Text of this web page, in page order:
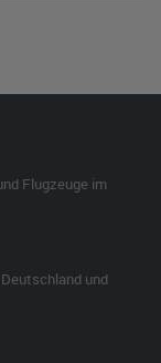
Flugzeuge im
und